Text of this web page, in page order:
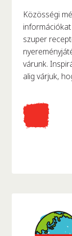
Közösségi
szuper
várunk.
alig várjuk,